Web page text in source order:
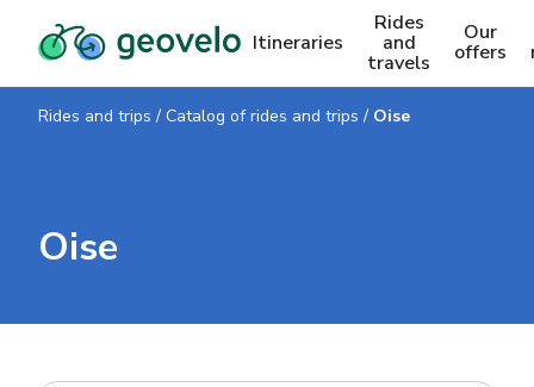
Itineraries
Rides
and
travels
Our
offers
Rides and trips / Catalog of rides and trips / Oise
Oise